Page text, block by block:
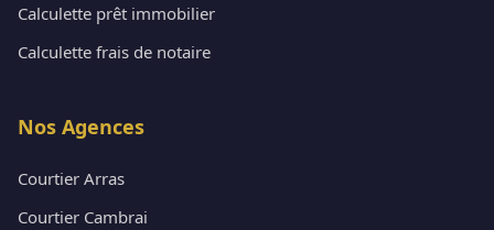
Calculette prêt immobilier
Calculette frais de notaire
Nos Agences
Courtier Arras
Courtier Cambrai